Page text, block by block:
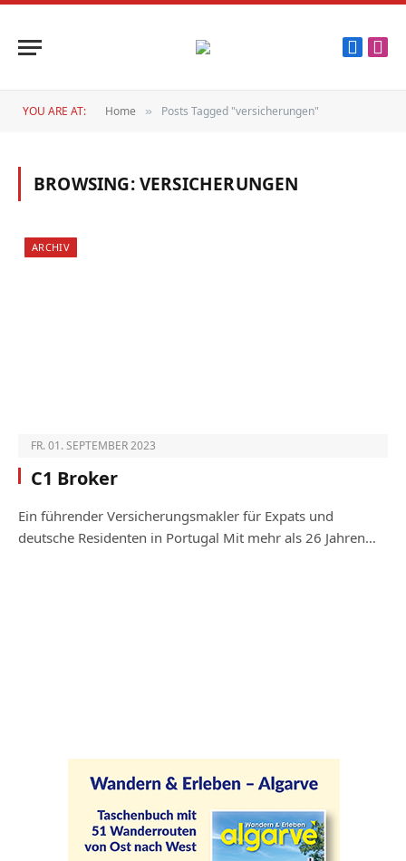
YOU ARE AT: Home » Posts Tagged "versicherungen"
BROWSING:VERSICHERUNGEN
ARCHIV
FR. 01. SEPTEMBER 2023
C1 Broker
Ein führender Versicherungsmakler für Expats und
deutsche Residenten in Portugal Mit mehr als 26 Jahren…